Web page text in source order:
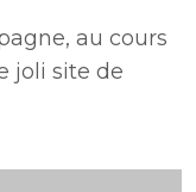
au cours
joli site de